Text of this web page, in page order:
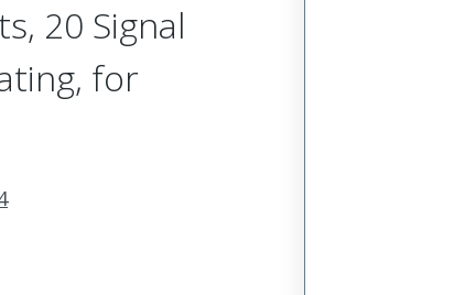
20 Signal
for